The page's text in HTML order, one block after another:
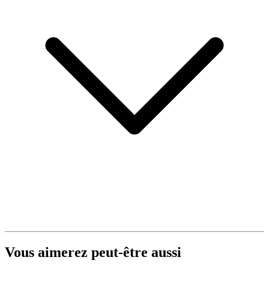
Vous aimerez peut-être aussi